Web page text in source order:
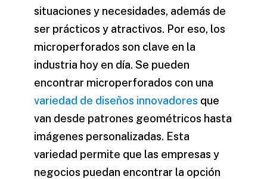
situaciones y necesidades, además de
ser prácticos y atractivos. Por eso, los
microperforados son clave en la
industria hoy en día. Se pueden
encontrar microperforados con una
variedad de diseños innovadores que
van desde patrones geométricos hasta
imágenes personalizadas. Esta
variedad permite que las empresas y
negocios puedan encontrar la opción